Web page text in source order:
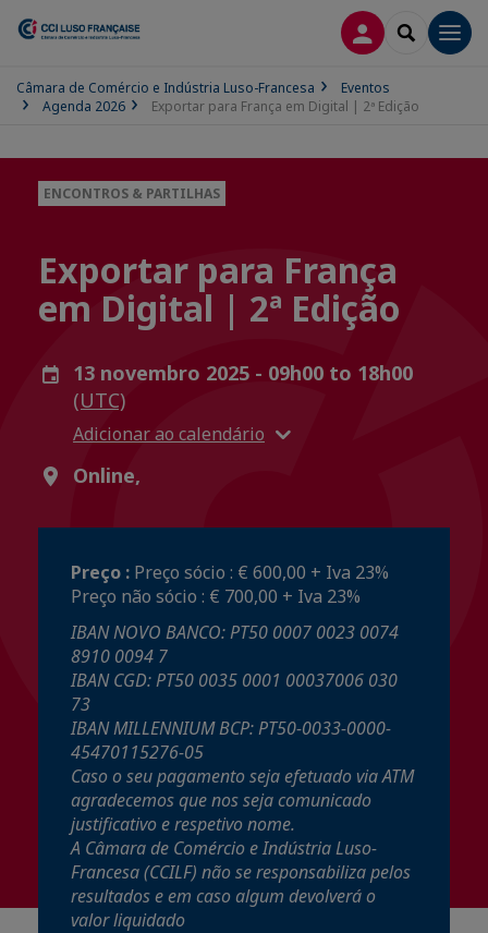
CONEXÃOSEARCH
Câmara de Comércio e Indústria Luso-Francesa
Eventos
Agenda 2026
Exportar para França em Digital | 2ª Edição
ENCONTROS & PARTILHAS
Exportar para França
em Digital | 2ª Edição
13 novembro 2025 - 09h00 to 18h00
(UTC)
Adicionar ao calendário
Online,
Preço : Preço sócio : € 600,00 + Iva 23%
Preço não sócio : € 700,00 + Iva 23%
IBAN NOVO BANCO: PT50 0007 0023 0074
8910 0094 7
IBAN CGD: PT50 0035 0001 00037006 030
73
IBAN MILLENNIUM BCP: PT50-0033-0000-
45470115276-05
Caso o seu pagamento seja efetuado via ATM
agradecemos que nos seja comunicado
justificativo e respetivo nome.
A Câmara de Comércio e Indústria Luso-
Francesa (CCILF) não se responsabiliza pelos
resultados e em caso algum devolverá o
valor liquidado